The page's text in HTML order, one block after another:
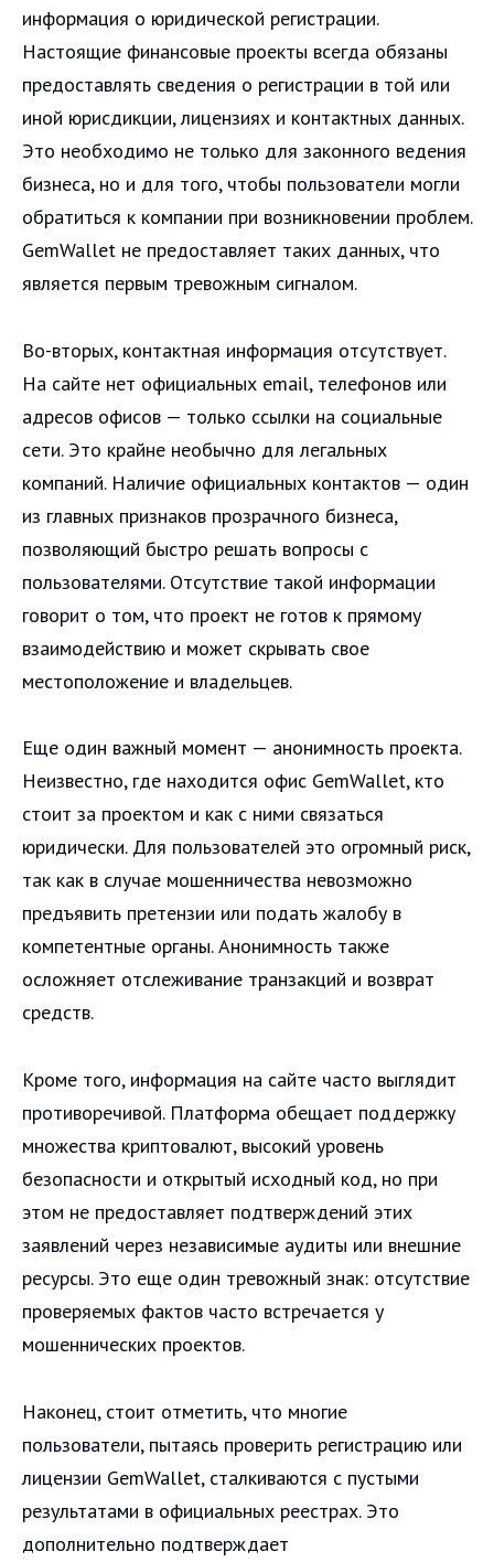
информация о юридической регистрации.
Настоящие финансовые проекты всегда обязаны
предоставлять сведения о регистрации в той или
иной юрисдикции, лицензиях и контактных данных.
Это необходимо не только для законного ведения
бизнеса, но и для того, чтобы пользователи могли
обратиться к компании при возникновении проблем.
GemWallet не предоставляет таких данных, что
является первым тревожным сигналом.
Во-вторых, контактная информация отсутствует.
На сайте нет официальных email, телефонов или
адресов офисов — только ссылки на социальные
сети. Это крайне необычно для легальных
компаний. Наличие официальных контактов — один
из главных признаков прозрачного бизнеса,
позволяющий быстро решать вопросы с
пользователями. Отсутствие такой информации
говорит о том, что проект не готов к прямому
взаимодействию и может скрывать свое
местоположение и владельцев.
Еще один важный момент — анонимность проекта.
Неизвестно, где находится офис GemWallet, кто
стоит за проектом и как с ними связаться
юридически. Для пользователей это огромный риск,
так как в случае мошенничества невозможно
предъявить претензии или подать жалобу в
компетентные органы. Анонимность также
осложняет отслеживание транзакций и возврат
средств.
Кроме того, информация на сайте часто выглядит
противоречивой. Платформа обещает поддержку
множества криптовалют, высокий уровень
безопасности и открытый исходный код, но при
этом не предоставляет подтверждений этих
заявлений через независимые аудиты или внешние
ресурсы. Это еще один тревожный знак: отсутствие
проверяемых фактов часто встречается у
мошеннических проектов.
Наконец, стоит отметить, что многие
пользователи, пытаясь проверить регистрацию или
лицензии GemWallet, сталкиваются с пустыми
результатами в официальных реестрах. Это
дополнительно подтверждает